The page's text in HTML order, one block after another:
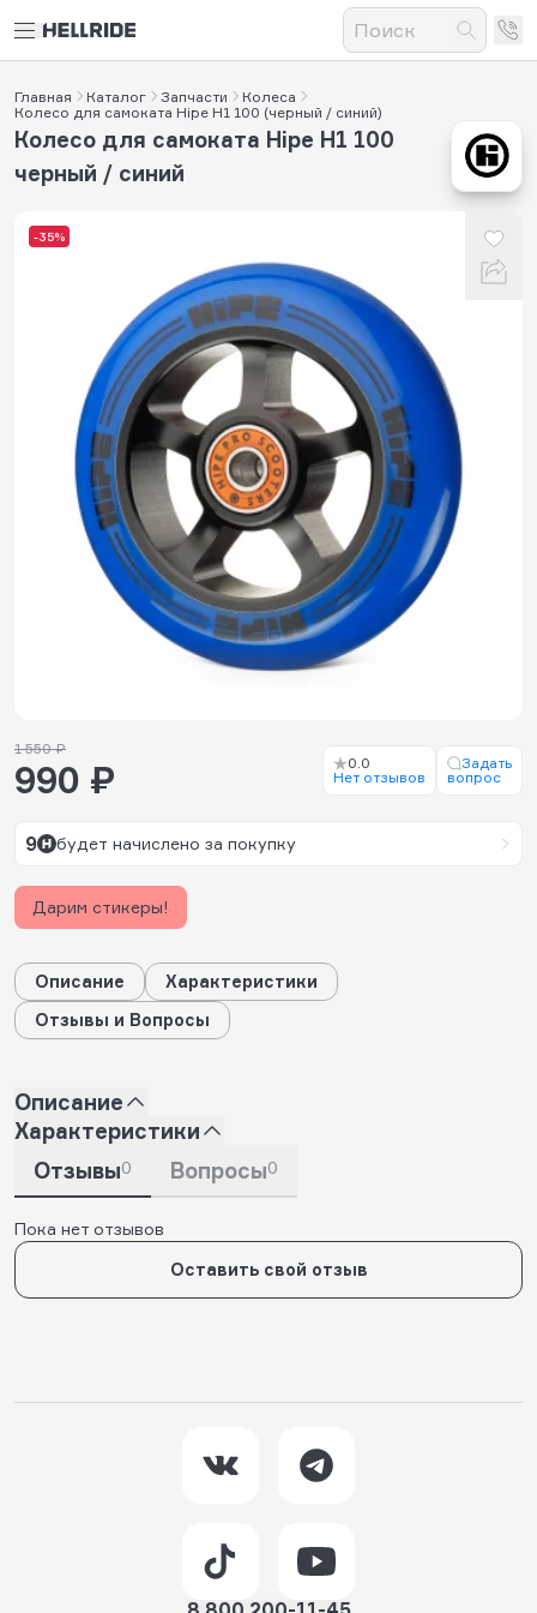
Главная Каталог Запчасти
Колеса
Колесо для самоката Hipe H1 100 (черный / синий)
-35%
Колесо для самоката Hipe H1 100
черный / синий
1 550 ₽
990 ₽
0.0
Нет отзывов
Задать
вопрос
9 будет начислено за покупку
Дарим стикеры!
Описание
Характеристики
Отзывы и Вопросы
Описание
Характеристики
Отзывы0 Вопросы0
Пока нет отзывов
Оставить свой отзыв